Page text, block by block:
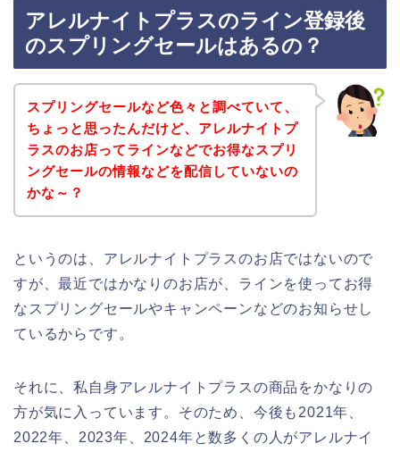
アレルナイトプラスのライン登録後
のスプリングセールはあるの？
スプリングセールなど色々と調べていて、
ちょっと思ったんだけど、アレルナイトプ
ラスのお店ってラインなどでお得なスプリ
ングセールの情報などを配信していないの
かな～？
というのは、アレルナイトプラスのお店ではないので
すが、最近ではかなりのお店が、ラインを使ってお得
なスプリングセールやキャンペーンなどのお知らせし
ているからです。
それに、私自身アレルナイトプラスの商品をかなりの
方が気に入っています。そのため、今後も2021年、
2022年、2023年、2024年と数多くの人がアレルナイ